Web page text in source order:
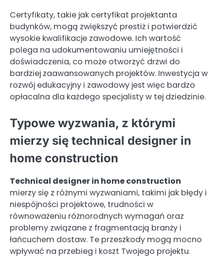
Certyfikaty, takie jak certyfikat projektanta
budynków, mogą zwiększyć prestiż i potwierdzić
wysokie kwalifikacje zawodowe. Ich wartość
polega na udokumentowaniu umiejętności i
doświadczenia, co może otworzyć drzwi do
bardziej zaawansowanych projektów. Inwestycja w
rozwój edukacyjny i zawodowy jest więc bardzo
opłacalna dla każdego specjalisty w tej dziedzinie.
Typowe wyzwania, z którymi
mierzy się technical designer in
home construction
Technical designer in home construction
mierzy się z różnymi wyzwaniami, takimi jak błędy i
niespójności projektowe, trudności w
równoważeniu różnorodnych wymagań oraz
problemy związane z fragmentacją branży i
łańcuchem dostaw. Te przeszkody mogą mocno
wpływać na przebieg i koszt Twojego projektu.